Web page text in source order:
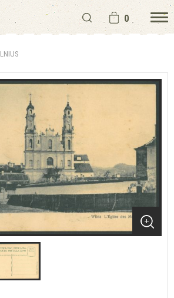
0